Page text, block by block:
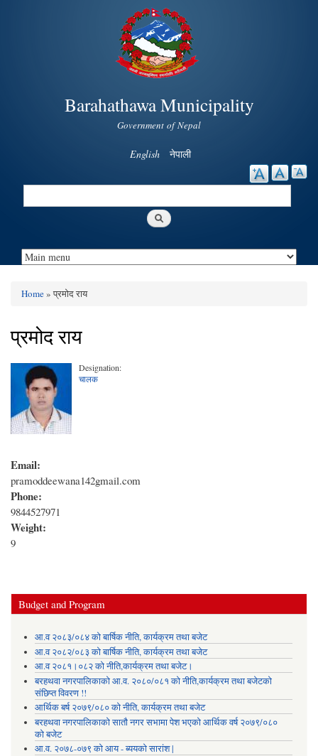
Skip to
main
content
Barahathawa Municipality
Government of Nepal
English नेपाली
Search
You are here
Home» प्रमोद राय
प्रमोद राय
Designation:
चालक
Email:
pramoddeewana142gmail.com
Phone:
9844527971
Weight:
9
Budget and Program
आ.व २०८३/०८४ को बार्षिक नीति, कार्यक्रम तथा बजेट
आ.व २०८२/०८३ को बार्षिक नीति, कार्यक्रम तथा बजेट
आ.व २०८१।०८२ को नीति,कार्यक्रम तथा बजेट।
बरहथवा नगरपालिकाको आ.व. २०८०/०८१ को नीति,कार्यक्रम तथा बजेटको
संछिप्त विवरण !!
आर्थिक बर्ष २०७९/०८० को नीति, कार्यक्रम तथा बजेट
बरहथवा नगरपालिकाको सातौ नगर सभामा पेश भएको आर्थिक वर्ष २०७९/०८०
को बजेट
आ.व. २०७८-०७९ को आय - ब्ययको सारांश |